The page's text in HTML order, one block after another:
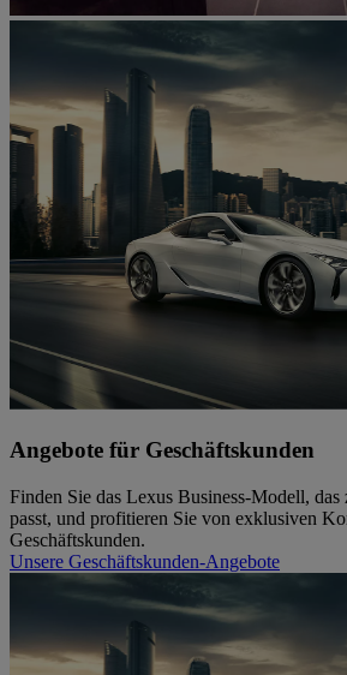
Angebote für Geschäftskunden
Finden Sie das Lexus Business-Modell,
passt, und profitieren Sie von exklusiven
Geschäftskunden.
Unsere Geschäftskunden-Angebote